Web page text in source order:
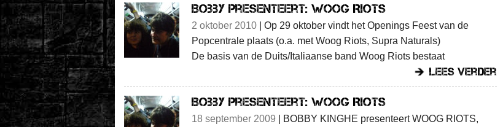
Bobby presenteert: WOOG RIOTS
2 oktober 2010
Op 29 oktober vindt het Openings Feest van de
Popcentrale plaats (o.a. met Woog Riots, Supra Naturals)
De basis van de Duits/Italiaanse band Woog Riots bestaat
lees verder
Bobby presenteert: Woog Riots
18 september 2009
BOBBY KINGHE presenteert WOOG RIOTS,